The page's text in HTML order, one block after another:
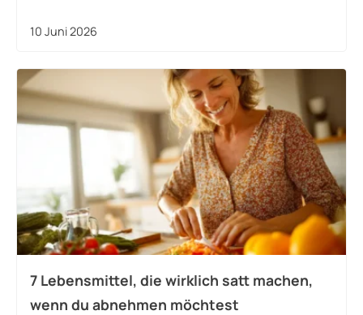
10 Juni 2026
7 Lebensmittel, die wirklich satt machen,
wenn du abnehmen möchtest